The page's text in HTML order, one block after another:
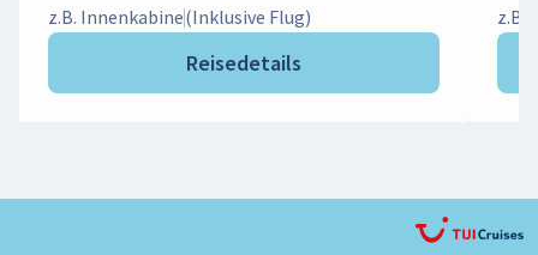
z.B. Innenkabine(Inklusive Flug)
Reisedetails
z.B.